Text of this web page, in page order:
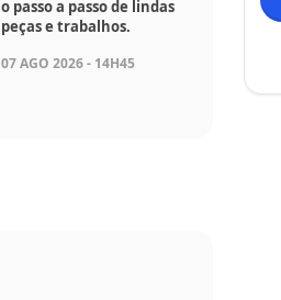
o passo a passo de lindas
peças e trabalhos.
07 AGO 2026 - 14H45